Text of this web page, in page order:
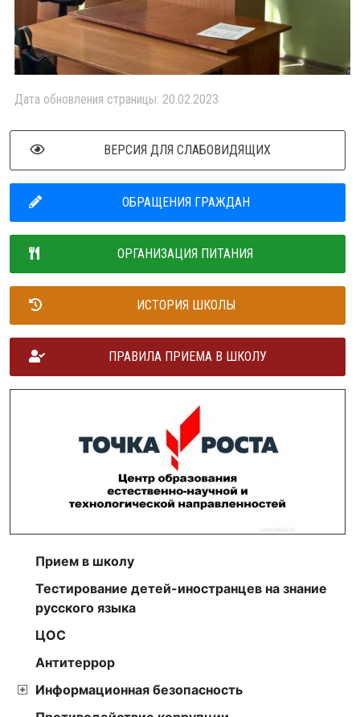
Дата обновления страницы: 20.02.2023
ВЕРСИЯ ДЛЯ СЛАБОВИДЯЩИХ
ОБРАЩЕНИЯ ГРАЖДАН
ОРГАНИЗАЦИЯ ПИТАНИЯ
ИСТОРИЯ ШКОЛЫ
ПРАВИЛА ПРИЕМА В ШКОЛУ
Прием в школу
Тестирование детей-иностранцев на знание
русского языка
ЦОС
Антитеррор
Информационная безопасность